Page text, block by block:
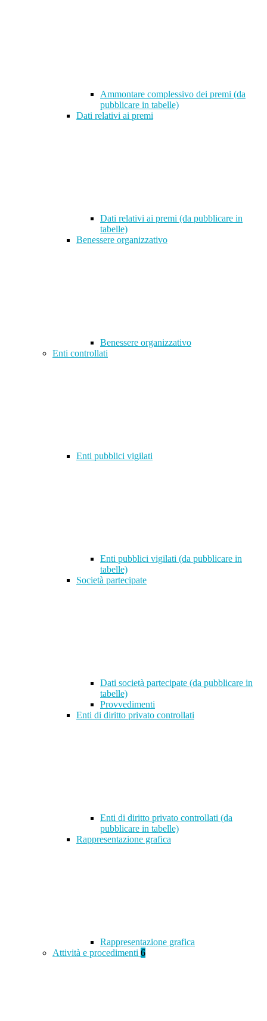
Ammontare complessivo dei premi (da
pubblicare in tabelle)
Dati relativi ai premi
Dati relativi ai premi (da pubblicare in
tabelle)
Benessere organizzativo
Benessere organizzativo
Enti controllati
Enti pubblici vigilati
Enti pubblici vigilati (da pubblicare in
tabelle)
Società partecipate
Dati società partecipate (da pubblicare in
tabelle)
Provvedimenti
Enti di diritto privato controllati
Enti di diritto privato controllati (da
pubblicare in tabelle)
Rappresentazione grafica
Rappresentazione grafica
Attività e procedimenti 6